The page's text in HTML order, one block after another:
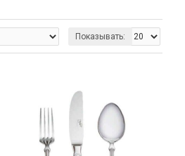
Показывать: